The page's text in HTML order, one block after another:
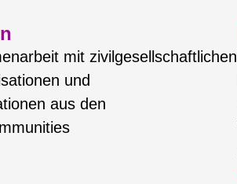
mit zivilgesellschaftlichen
und
aus den